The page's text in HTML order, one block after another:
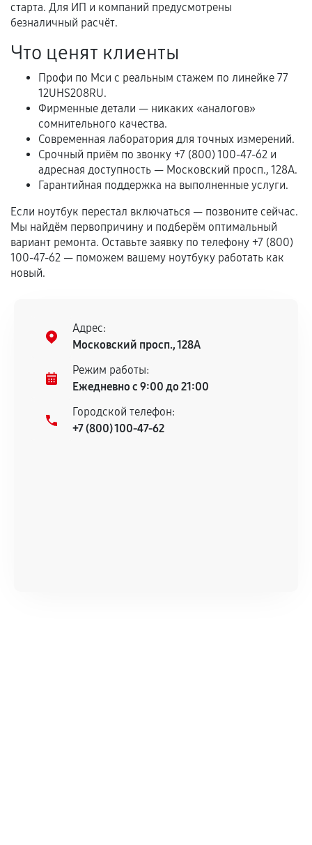
Самостоятельный ремонт или вмешательство
третьих лиц.
Естественный износ деталей, если иное не
Обращение после окончания гарантийного
срока.
Программные сбои, если это не указано в
отдельных условиях.
Если комплектующие куплены
самостоятельно
Гарантия на выполненные работы может
сохраняться полностью или частично, если
техническим параметрам и не имеют внешних
дефектов.
Установка была выполнена нашим сервисным
центром.
При этом гарантия на сами комплектующие
остается на стороне производителя или
продавца. За качество сторонних деталей
старта. Для ИП и компаний предусмотрены
безналичный расчёт.
Что ценят клиенты
Профи по Мси с реальным стажем по линейке 77
12UHS208RU.
Фирменные детали — никаких «аналогов»
сомнительного качества.
Современная лаборатория для точных измерений.
Срочный приём по звонку +7 (800) 100-47-62 и
адресная доступность — Московский просп., 128А.
Гарантийная поддержка на выполненные услуги.
Если ноутбук перестал включаться — позвоните сейчас.
Мы найдём первопричину и подберём оптимальный
вариант ремонта. Оставьте заявку по телефону +7 (800)
100-47-62 — поможем вашему ноутбуку работать как
новый.
Адрес:
Московский просп., 128А
Режим работы:
Ежедневно с 9:00 до 21:00
Городской телефон:
+7 (800) 100-47-62